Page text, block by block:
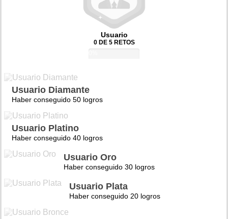
Usuario
0 DE 5 RETOS
Usuario Diamante
Haber conseguido 50 logros
Usuario Platino
Haber conseguido 40 logros
Usuario Oro
Haber conseguido 30 logros
Usuario Plata
Haber conseguido 20 logros